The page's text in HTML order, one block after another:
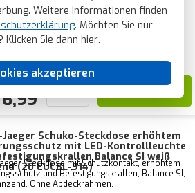
Weitere Informationen finden
. Möchten Sie nur
Klicken Sie dann hier.
akzeptieren
Ohne Abdeckrahmen.
Lagerbestand:
5 Stück
Lieferzeit:
Jaeger Schuko-Steckdose erhöhtem
mit LED-Kontrollleuchte
Balance SI weiß
(20 EUCBL-914)
Steckdose mit Schutzkontakt, erhöhtem
und Befestigungskrallen, Balance SI,
Ohne Abdeckrahmen.